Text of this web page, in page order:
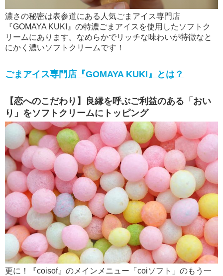
濃さの秘密は表参道にある人気ごまアイス専門店
『GOMAYA KUKI』の特濃ごまアイスを使用したソフトク
リームにあります。なめらかでリッチな味わいが特徴なと
にかく濃いソフトクリームです！
ごまアイス専門店『GOMAYA KUKI』とは？
【恋へのこだわり】良縁を呼ぶご利益のある「おい
り」をソフトクリームにトッピング
更に！『coisof』のメインメニュー「coiソフト」のもう一